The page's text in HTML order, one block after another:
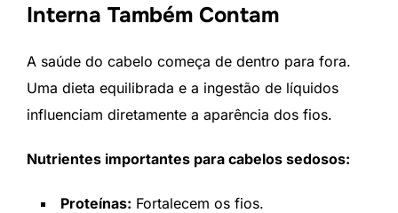
Interna Também Contam
A saúde do cabelo começa de dentro para fora.
Uma dieta equilibrada e a ingestão de líquidos
influenciam diretamente a aparência dos fios.
Nutrientes importantes para cabelos sedosos:
Proteínas: Fortalecem os fios.